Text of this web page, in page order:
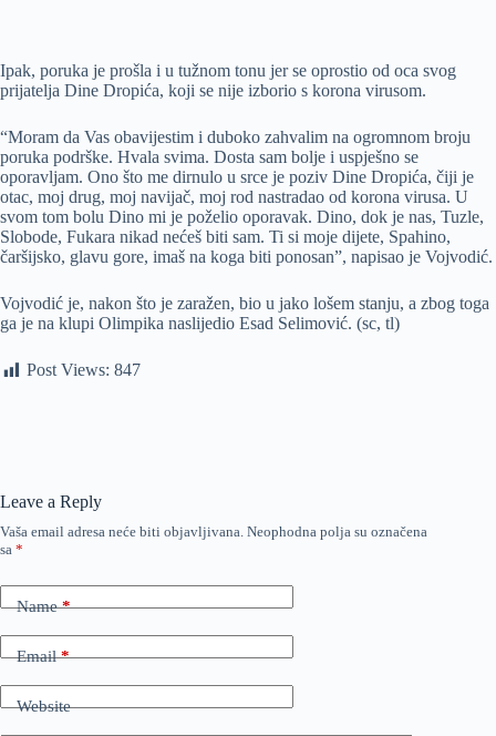
Ipak, poruka je prošla i u tužnom tonu jer se oprostio od oca svog
prijatelja Dine Dropića, koji se nije izborio s korona virusom.
“Moram da Vas obavijestim i duboko zahvalim na ogromnom broju
poruka podrške. Hvala svima. Dosta sam bolje i uspješno se
oporavljam. Ono što me dirnulo u srce je poziv Dine Dropića, čiji je
otac, moj drug, moj navijač, moj rod nastradao od korona virusa. U
svom tom bolu Dino mi je poželio oporavak. Dino, dok je nas, Tuzle,
Slobode, Fukara nikad nećeš biti sam. Ti si moje dijete, Spahino,
čaršijsko, glavu gore, imaš na koga biti ponosan”, napisao je Vojvodić.
Vojvodić je, nakon što je zaražen, bio u jako lošem stanju, a zbog toga
ga je na klupi Olimpika naslijedio Esad Selimović. (sc, tl)
Post Views: 847
Leave a Reply
Vaša email adresa neće biti objavljivana. Neophodna polja su označena
sa *
Name*
Email*
Website